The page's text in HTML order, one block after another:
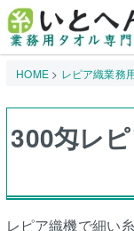
HOME レピア織業務
300匁レ
レピア織機で細い